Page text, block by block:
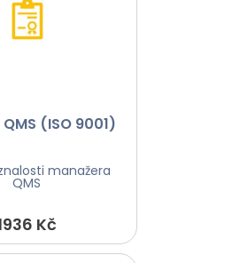
(ISO 9001)
manažera
QMS
Kč